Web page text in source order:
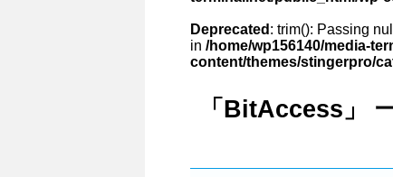
Deprecated : trim(): Passing
in /home/wp156140/media-
content/themes/stingerpro/
「BitAccess」